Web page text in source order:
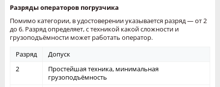
Разряды операторов погрузчика
Помимо категории, в удостоверении указывается разряд — от 2
до 6. Разряд определяет, с техникой какой сложности и
грузоподъёмности может работать оператор.
Разряд
Допуск
2
Простейшая техника, минимальная
грузоподъёмность